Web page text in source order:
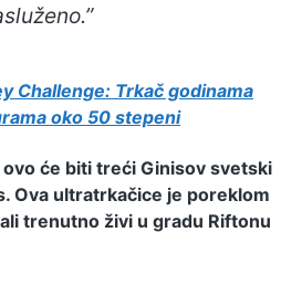
Challenge: Trkač godinama
oko 50 stepeni
će biti treći Ginisov svetski
Ova ultratrkačice je poreklom
trenutno živi u gradu Riftonu